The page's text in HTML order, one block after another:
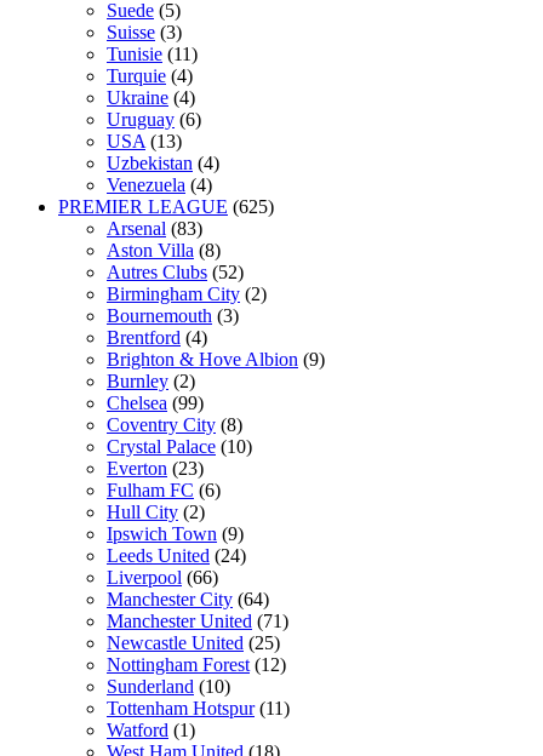
Suede (5)
Suisse (3)
Tunisie (11)
Turquie (4)
Ukraine (4)
Uruguay (6)
USA (13)
Uzbekistan (4)
Venezuela (4)
PREMIER LEAGUE (625)
Arsenal (83)
Aston Villa (8)
Autres Clubs (52)
Birmingham City (2)
Bournemouth (3)
Brentford (4)
Brighton & Hove Albion (9)
Burnley (2)
Chelsea (99)
Coventry City (8)
Crystal Palace (10)
Everton (23)
Fulham FC (6)
Hull City (2)
Ipswich Town (9)
Leeds United (24)
Liverpool (66)
Manchester City (64)
Manchester United (71)
Newcastle United (25)
Nottingham Forest (12)
Sunderland (10)
Tottenham Hotspur (11)
Watford (1)
West Ham United (18)